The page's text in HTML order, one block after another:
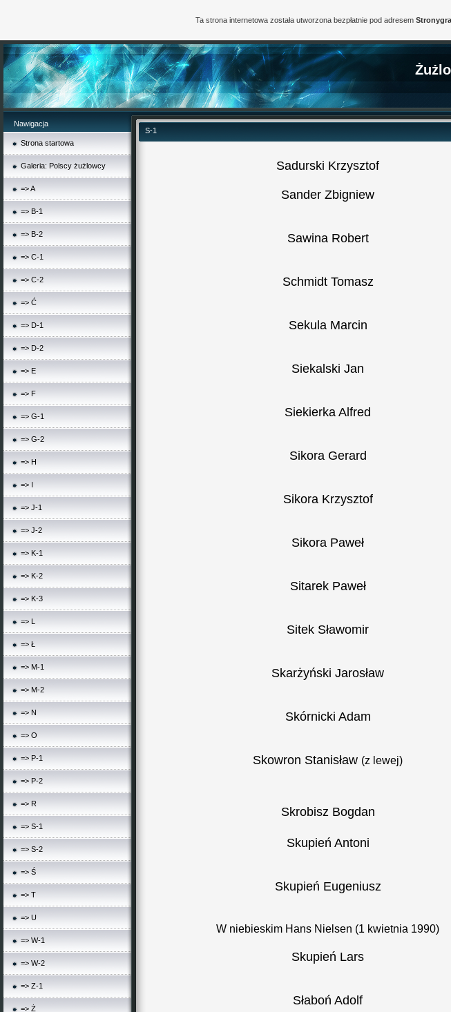
Nawigacja
Strona startowa
Galeria: Polscy żużlowcy
=> A
=> B-1
=> B-2
=> C-1
=> C-2
=> Ć
=> D-1
=> D-2
=> E
=> F
=> G-1
=> G-2
=> H
=> I
=> J-1
=> J-2
=> K-1
=> K-2
=> K-3
=> L
=> Ł
=> M-1
=> M-2
=> N
=> O
=> P-1
=> P-2
=> R
=> S-1
=> S-2
=> Ś
=> T
=> U
=> W-1
=> W-2
=> Z-1
=> Ż
S-1
Sadurski Krzysztof
Sander Zbigniew
Sawina Robert
Schmidt Tomasz
Sekula Marcin
Siekalski Jan
Siekierka Alfred
Sikora Gerard
Sikora Krzysztof
Sikora Paweł
Sitarek Paweł
Sitek Sławomir
Skarżyński Jarosław
Skórnicki Adam
Skowron Stanisław (z lewej)
Skrobisz Bogdan
Skupień Antoni
Skupień Eugeniusz
W niebieskim Hans Nielsen (1 kwietnia 1990)
Skupień Lars
Słaboń Adolf
Ta strona internetowa została utworzona bezpłatnie pod adresem